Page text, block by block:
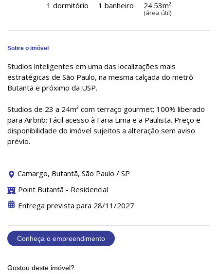
1 dormitório 1 banheiro 24.53m²
(área útil)
Sobre o imóvel
Studios inteligentes em uma das localizações mais
estratégicas de São Paulo, na mesma calçada do metrô
Butantã e próximo da USP.
Studios de 23 a 24m² com terraço gourmet; 100% liberado
para Airbnb; Fácil acesso à Faria Lima e a Paulista. Preço e
disponibilidade do imóvel sujeitos a alteração sem aviso
prévio.
Camargo, Butantã, São Paulo / SP
Point Butantã - Residencial
Entrega prevista para 28/11/2027
Conheça o empreendimento
Gostou deste imóvel?